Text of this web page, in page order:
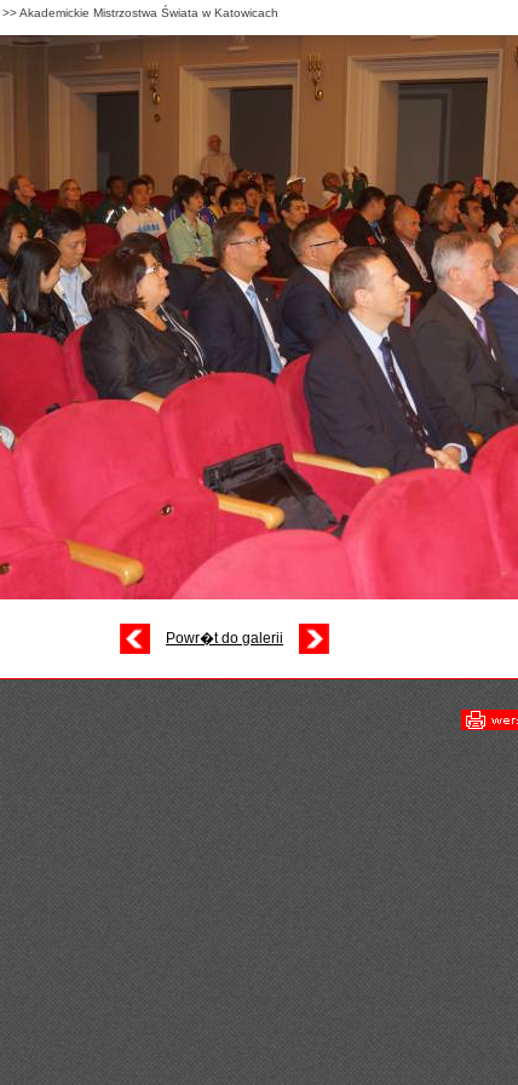
>>Akademickie Mistrzostwa Świata w Katowicach
Powr�t do galerii